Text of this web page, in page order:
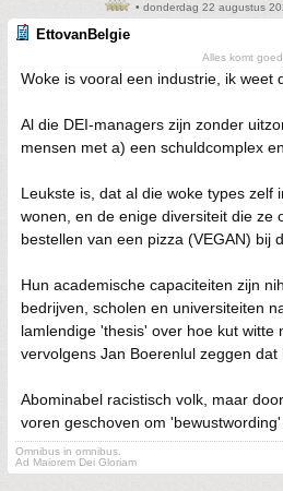
• donderdag 22 augustus
EttovanBelgie
Alles komt goed.
Woke is vooral een industrie, ik weet
Al die DEI-managers zijn zonder
mensen met a) een schuldcomplex
Leukste is, dat al die woke types zelf
wonen, en de enige diversiteit die ze
bestellen van een pizza (VEGAN) bij
Hun academische capaciteiten zijn
bedrijven, scholen en universiteiten
lamlendige 'thesis' over hoe kut witte
vervolgens Jan Boerenlul zeggen dat
Abominabel racistisch volk, maar
voren geschoven om 'bewustwording'
Omnibus in omnibus.
Ad Maiorem Dei Gloriam